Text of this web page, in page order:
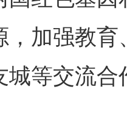
，加强教
城等交流